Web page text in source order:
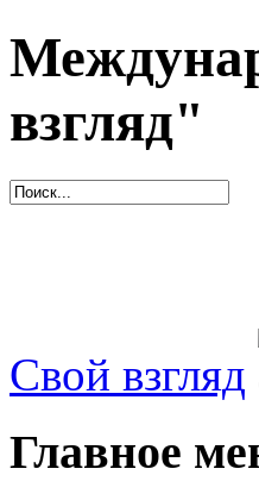
взгляд"
Свой взгляд
Главное